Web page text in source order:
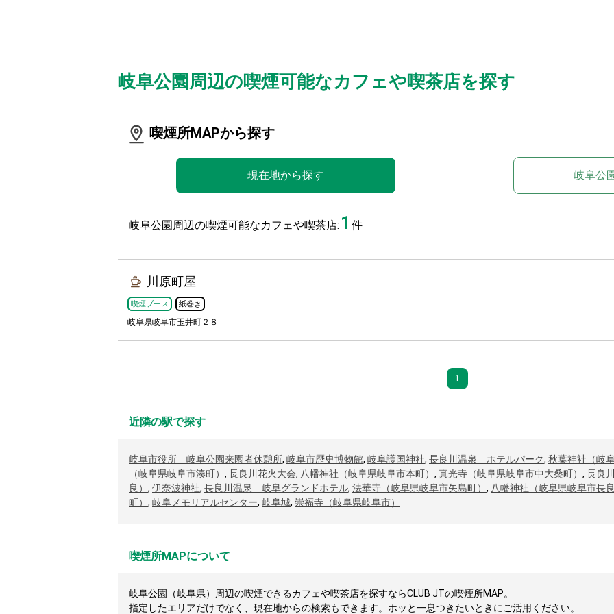
岐阜公園周辺の喫煙可能なカフェや喫茶店を探す
喫煙所MAPから探す
現在地から探す 岐阜公
岐阜公園周辺の喫煙可能なカフェや喫茶店: 1 件
川原町屋
喫煙ブース 紙巻き
岐阜県岐阜市玉井町２８
1
近隣の駅で探す
岐阜市役所 岐阜公園来園者休憩所, 岐阜市歴史博物館, 岐阜護国神社, 長良川温泉 ホテルパーク, 秋葉神社（岐
（岐阜県岐阜市湊町） , 長良川花火大会, 八幡神社（岐阜県岐阜市本町） , 真光寺（岐阜県岐阜市中大桑町） , 長良
良） , 伊奈波神社, 長良川温泉 岐阜グランドホテル, 法華寺（岐阜県岐阜市矢島町） , 八幡神社（岐阜県岐阜市長良
町） , 岐阜メモリアルセンター, 岐阜城, 崇福寺（岐阜県岐阜市）
喫煙所MAPについて
岐阜公園（岐阜県）周辺の喫煙できるカフェや喫茶店を探すならCLUB JTの喫煙所MAP。
指定したエリアだけでなく、現在地からの検索もできます。ホッと一息つきたいときにご活用ください。